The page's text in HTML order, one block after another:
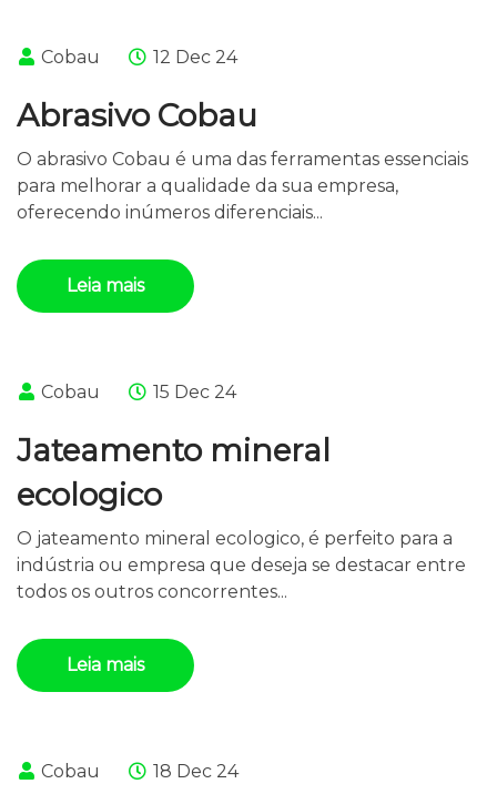
Cobau 12 Dec 24
Abrasivo Cobau
O abrasivo Cobau é uma das ferramentas essenciais
para melhorar a qualidade da sua empresa,
oferecendo inúmeros diferenciais...
Leia mais
Cobau 15 Dec 24
Jateamento mineral
ecologico
O jateamento mineral ecologico, é perfeito para a
indústria ou empresa que deseja se destacar entre
todos os outros concorrentes...
Leia mais
Cobau 18 Dec 24